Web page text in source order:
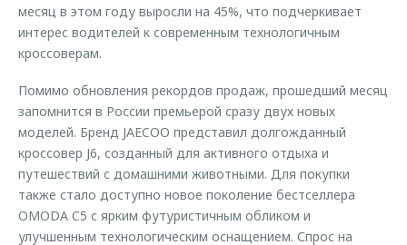
месяц в этом году выросли на 45%, что подчеркивает
интерес водителей к современным технологичным
кроссоверам.
Помимо обновления рекордов продаж, прошедший месяц
запомнится в России премьерой сразу двух новых
моделей. Бренд JAECOO представил долгожданный
кроссовер J6, созданный для активного отдыха и
путешествий с домашними животными. Для покупки
также стало доступно новое поколение бестселлера
OMODA C5 с ярким футуристичным обликом и
улучшенным технологическим оснащением. Спрос на